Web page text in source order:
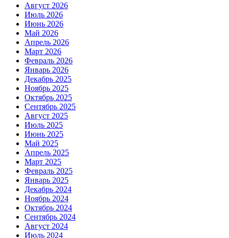
Август 2026
Июль 2026
Июнь 2026
Май 2026
Апрель 2026
Март 2026
Февраль 2026
Январь 2026
Декабрь 2025
Ноябрь 2025
Октябрь 2025
Сентябрь 2025
Август 2025
Июль 2025
Июнь 2025
Май 2025
Апрель 2025
Март 2025
Февраль 2025
Январь 2025
Декабрь 2024
Ноябрь 2024
Октябрь 2024
Сентябрь 2024
Август 2024
Июль 2024